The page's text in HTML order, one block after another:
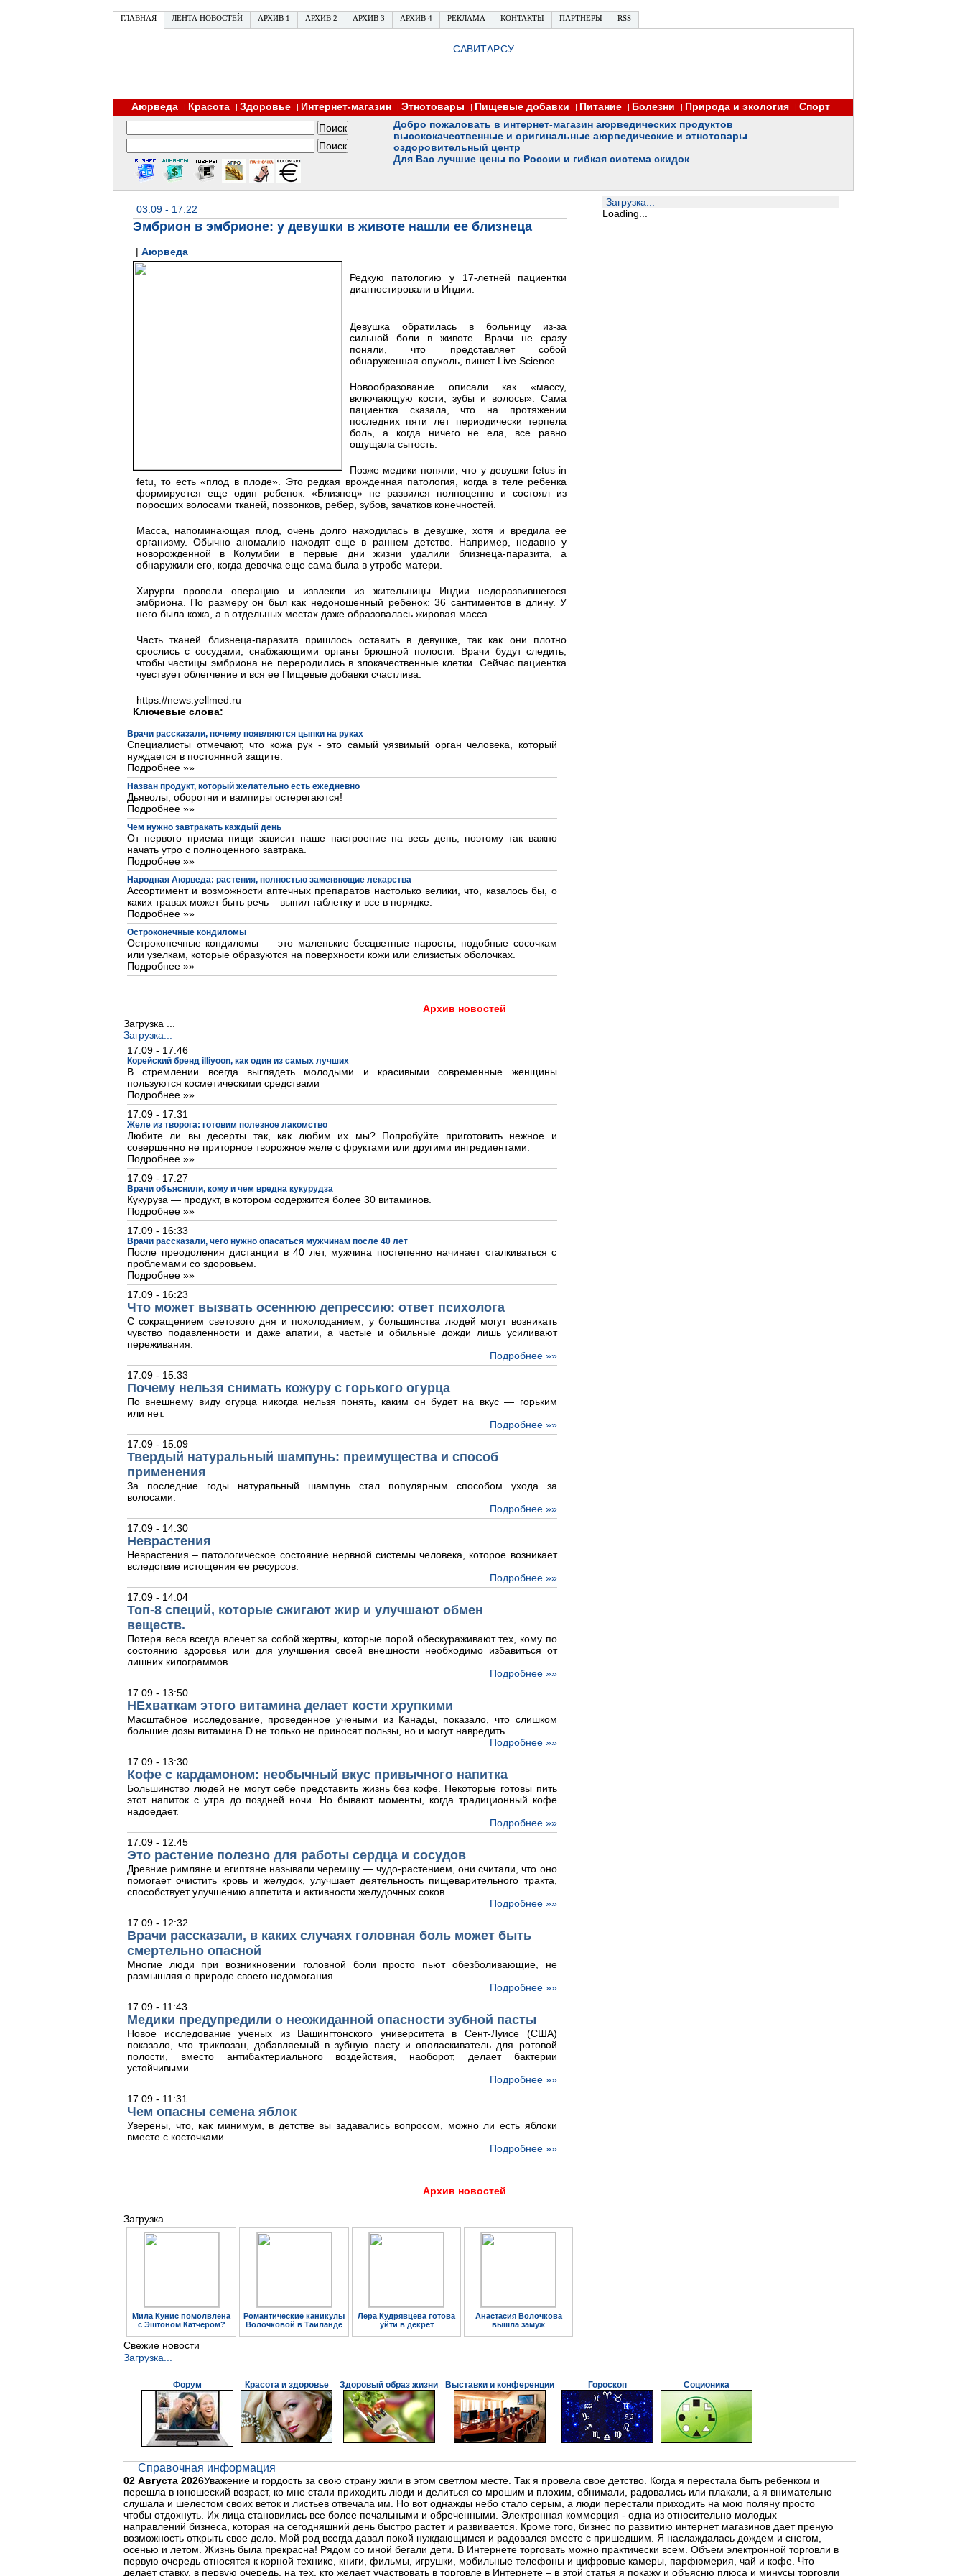
ГЛАВНАЯ ЛЕНТА НОВОСТЕЙ АРХИВ 1 АРХИВ 2 АРХИВ 3 АРХИВ 4 РЕКЛАМА КОНТАКТЫ ПАРТНЕРЫ RSS
САВИТАР.СУ
Аюрведа | Красота | Здоровье | Интернет-магазин | Этнотовары | Пищевые добавки | Питание | Болезни | Природа и экология | Спорт
Добро пожаловать в интернет-магазин аюрведических продуктов
высококачественные и оригинальные аюрведические и этнотовары
оздоровительный центр
Для Вас лучшие цены по России и гибкая система скидок
03.09 - 17:22
Эмбрион в эмбрионе: у девушки в животе нашли ее близнеца
| Аюрведа
Редкую патологию у 17-летней пациентки
диагностировали в Индии.
Девушка обратилась в больницу из-за
сильной боли в животе. Врачи не сразу
поняли, что представляет собой
обнаруженная опухоль, пишет Live Science.
Новообразование описали как «массу,
включающую кости, зубы и волосы». Сама
пациентка сказала, что на протяжении
последних пяти лет периодически терпела
боль, а когда ничего не ела, все равно
ощущала сытость.
Позже медики поняли, что у девушки fetus in
fetu, то есть «плод в плоде». Это редкая врожденная патология, когда в теле ребенка
формируется еще один ребенок. «Близнец» не развился полноценно и состоял из
поросших волосами тканей, позвонков, ребер, зубов, зачатков конечностей.
Масса, напоминающая плод, очень долго находилась в девушке, хотя и вредила ее
организму. Обычно аномалию находят еще в раннем детстве. Например, недавно у
новорожденной в Колумбии в первые дни жизни удалили близнеца-паразита, а
обнаружили его, когда девочка еще сама была в утробе матери.
Хирурги провели операцию и извлекли из жительницы Индии недоразвившегося
эмбриона. По размеру он был как недоношенный ребенок: 36 сантиментов в длину. У
него была кожа, а в отдельных местах даже образовалась жировая масса.
Часть тканей близнеца-паразита пришлось оставить в девушке, так как они плотно
срослись с сосудами, снабжающими органы брюшной полости. Врачи будут следить,
чтобы частицы эмбриона не переродились в злокачественные клетки. Сейчас пациентка
чувствует облегчение и вся ее Пищевые добавки счастлива.
https://news.yellmed.ru
Ключевые слова:
Врачи рассказали, почему появляются цыпки на руках
Специалисты отмечают, что кожа рук - это самый уязвимый орган человека, который
нуждается в постоянной защите.
Подробнее »»
Назван продукт, который желательно есть ежедневно
Дьяволы, оборотни и вампиры остерегаются!
Подробнее »»
Чем нужно завтракать каждый день
От первого приема пищи зависит наше настроение на весь день, поэтому так важно
начать утро с полноценного завтрака.
Подробнее »»
Народная Аюрведа: растения, полностью заменяющие лекарства
Ассортимент и возможности аптечных препаратов настолько велики, что, казалось бы, о
каких травах может быть речь – выпил таблетку и все в порядке.
Подробнее »»
Остроконечные кондиломы
Остроконечные кондиломы — это маленькие бесцветные наросты, подобные сосочкам
или узелкам, которые образуются на поверхности кожи или слизистых оболочках.
Подробнее »»
Архив новостей
Загрузка ...
Загрузка...
17.09 - 17:46
Корейский бренд illiyoon, как один из самых лучших
В стремлении всегда выглядеть молодыми и красивыми современные женщины
пользуются косметическими средствами
Подробнее »»
17.09 - 17:31
Желе из творога: готовим полезное лакомство
Любите ли вы десерты так, как любим их мы? Попробуйте приготовить нежное и
совершенно не приторное творожное желе с фруктами или другими ингредиентами.
Подробнее »»
17.09 - 17:27
Врачи объяснили, кому и чем вредна кукурудза
Кукуруза — продукт, в котором содержится более 30 витаминов.
Подробнее »»
17.09 - 16:33
Врачи рассказали, чего нужно опасаться мужчинам после 40 лет
После преодоления дистанции в 40 лет, мужчина постепенно начинает сталкиваться с
проблемами со здоровьем.
Подробнее »»
17.09 - 16:23
Что может вызвать осеннюю депрессию: ответ психолога
С сокращением светового дня и похолоданием, у большинства людей могут возникать
чувство подавленности и даже апатии, а частые и обильные дожди лишь усиливают
переживания.
Подробнее »»
17.09 - 15:33
Почему нельзя снимать кожуру с горького огурца
По внешнему виду огурца никогда нельзя понять, каким он будет на вкус — горьким
или нет.
Подробнее »»
17.09 - 15:09
Твердый натуральный шампунь: преимущества и способ
применения
За последние годы натуральный шампунь стал популярным способом ухода за
волосами.
Подробнее »»
17.09 - 14:30
Неврастения
Неврастения – патологическое состояние нервной системы человека, которое возникает
вследствие истощения ее ресурсов.
Подробнее »»
17.09 - 14:04
Топ-8 специй, которые сжигают жир и улучшают обмен
веществ.
Потеря веса всегда влечет за собой жертвы, которые порой обескураживают тех, кому по
состоянию здоровья или для улучшения своей внешности необходимо избавиться от
лишних килограммов.
Подробнее »»
17.09 - 13:50
НЕхваткам этого витамина делает кости хрупкими
Масштабное исследование, проведенное учеными из Канады, показало, что слишком
большие дозы витамина D не только не приносят пользы, но и могут навредить.
Подробнее »»
17.09 - 13:30
Кофе с кардамоном: необычный вкус привычного напитка
Большинство людей не могут себе представить жизнь без кофе. Некоторые готовы пить
этот напиток с утра до поздней ночи. Но бывают моменты, когда традиционный кофе
надоедает.
Подробнее »»
17.09 - 12:45
Это растение полезно для работы сердца и сосудов
Древние римляне и египтяне называли черемшу — чудо-растением, они считали, что оно
помогает очистить кровь и желудок, улучшает деятельность пищеварительного тракта,
способствует улучшению аппетита и активности желудочных соков.
Подробнее »»
17.09 - 12:32
Врачи рассказали, в каких случаях головная боль может быть
смертельно опасной
Многие люди при возникновении головной боли просто пьют обезболивающие, не
размышляя о природе своего недомогания.
Подробнее »»
17.09 - 11:43
Медики предупредили о неожиданной опасности зубной пасты
Новое исследование ученых из Вашингтонского университета в Сент-Луисе (США)
показало, что триклозан, добавляемый в зубную пасту и ополаскиватель для ротовой
полости, вместо антибактериального воздействия, наоборот, делает бактерии
устойчивыми.
Подробнее »»
17.09 - 11:31
Чем опасны семена яблок
Уверены, что, как минимум, в детстве вы задавались вопросом, можно ли есть яблоки
вместе с косточками.
Подробнее »»
Архив новостей
Загрузка...
Мила Кунис помолвлена
с Эштоном Катчером?
Романтические каникулы
Волочковой в Таиланде
Лера Кудрявцева готова
уйти в декрет
Анастасия Волочкова
вышла замуж
Свежие новости
Загрузка...
Загрузка...
Loading...
Форум Красота и здоровье Здоровый образ жизни Выставки и конференции Гороскоп Соционика
Справочная информация
02 Августа 2026Уважение и гордость за свою страну жили в этом светлом месте. Так я провела свое детство. Когда я перестала быть ребенком и
перешла в юношеский возраст, ко мне стали приходить люди и делиться со мрошим и плохим, обнимали, радовались или плакали, а я внимательно
слушала и шелестом своих веток и листьев отвечала им. Но вот однажды небо стало серым, а люди перестали приходить на мою поляну просто
чтобы отдохнуть. Их лица становились все более печальными и обреченными. Электронная коммерция - одна из относительно молодых
направлений бизнеса, которая на сегодняшний день быстро растет и развивается. Кроме того, бизнес по развитию интернет магазинов дает преную
возможность открыть свое дело. Мой род всегда давал покой нуждающимся и радовался вместе с пришедшим. Я наслаждалась дождем и снегом,
осенью и летом. Жизнь была прекрасна! Рядом со мной бегали дети. В Интернете торговать можно практически всем. Объем электронной торговли в
первую очередь относятся к корной технике, книги, фильмы, игрушки, мобильные телефоны и цифровые камеры, парфюмерия, чай и кофе. Что
делает ставку, в первую очередь, на тех, кто желает участвовать в торговле в Интернете – в этой статья я покажу и объясню плюса и минусы торговли